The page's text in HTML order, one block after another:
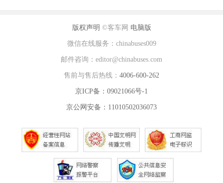
版权声明 ©客车网 电脑版
微信在线服务：chinabuses009
邮件咨询：editor@chinabuses.com
售前与售后热线： 4006-600-262
京ICP备：09021066号-1
京公网安备：11010502036073